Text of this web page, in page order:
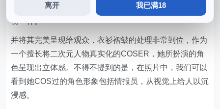
离开 我已满18
演每一个角色，以致于每一个作品都仿佛真的在我们的面
前一样。
并将其完美呈现给观众，衣衫褶皱的处理非常到位，作为
一个擅长将二次元人物真实化的COSER，她所扮演的角
色呈现出立体感。不得不提到的是，在照片中，我们可以
看到她COS过的角色形象包括情报员，从视觉上给人以沉
浸感。